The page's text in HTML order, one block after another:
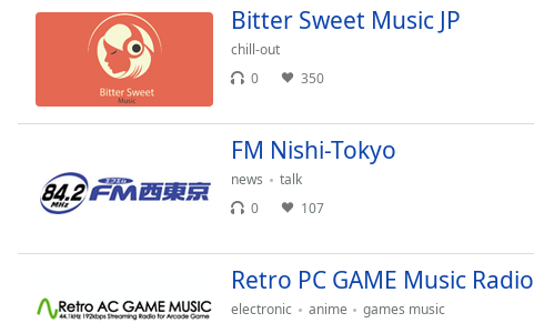
Bitter Sweet Music JP
chill-out
0
350
FM Nishi-Tokyo
news
talk
0
107
Retro PC GAME Music Radio
electronic anime games music